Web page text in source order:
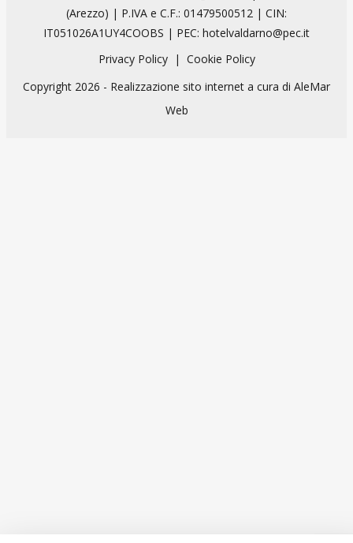
(Arezzo) | P.IVA e C.F.: 01479500512 | CIN:
IT051026A1UY4COOBS | PEC: hotelvaldarno@pec.it
Privacy Policy| Cookie Policy
Copyright 2026 - Realizzazione sito internet a cura di AleMar
Web